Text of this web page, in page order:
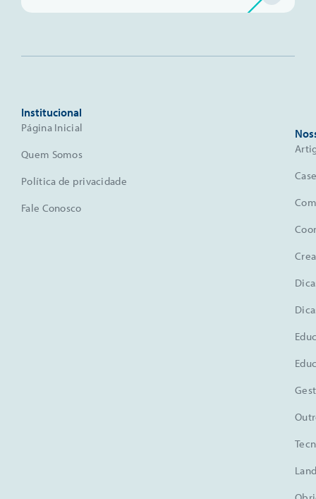
Institucional
Página Inicial
Quem Somos
Política de privacidade
Fale Conosco